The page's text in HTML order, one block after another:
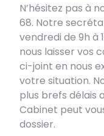
N’hésitez pas à
68. Notre
vendredi de 9h à
nous laisser vos
ci-joint en nous
votre situation.
plus brefs délais
Cabinet peut
dossier.